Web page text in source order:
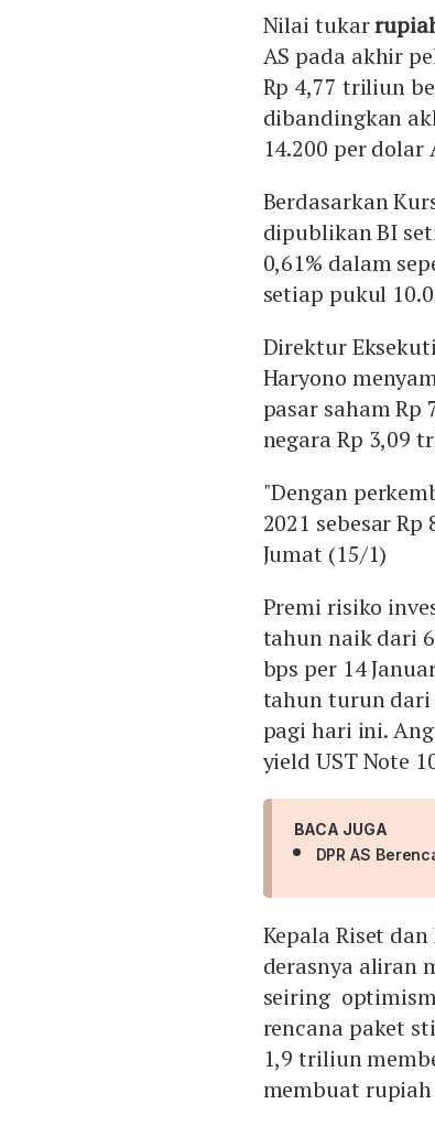
Nilai tukar
AS pada akhir
Rp 4,77 triliun
dibandingkan
14.200 per dolar
Berdasarkan
dipublikan BI
0,61% dalam
setiap pukul
Direktur
Haryono
pasar saham
negara Rp 3,09
"Dengan
2021 sebesar
Jumat (15/1)
Premi risiko
tahun naik dari
bps per 14
tahun turun dari
pagi hari ini.
yield UST Note
BACA JUGA
DPR AS
Kepala Riset
derasnya aliran
seiring
rencana paket
1,9 triliun
membuat